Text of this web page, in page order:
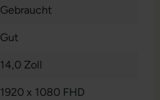
Gebraucht
Gut
14,0 Zoll
1920 x 1080 FHD